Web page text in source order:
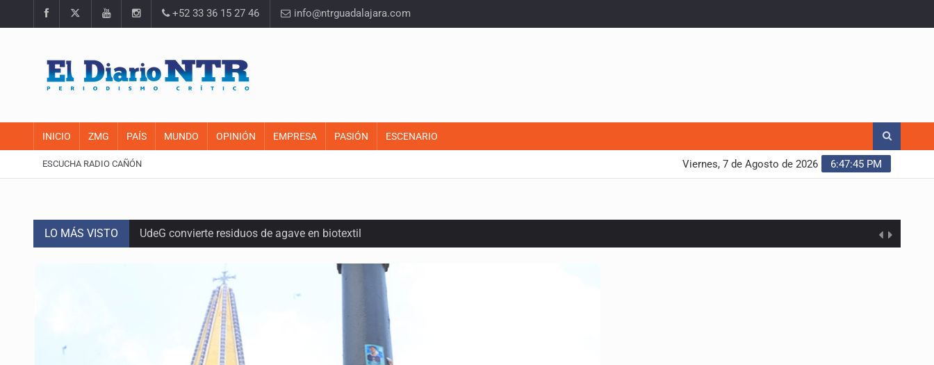
+52 33 36 15 27 46 info@ntrguadalajara.com
INICIO ZMG PAÍS MUNDO OPINIÓN EMPRESA PASIÓN ESCENARIO
ESCUCHA RADIO CAÑÓN 6:47:46 PM
Viernes, 7 de Agosto de 2026
LO MÁS VISTO UdeG convierte residuos de agave en biotextil
Se recuperan ya de ciclosporiasis
SCJN ordena al Congreso de Jalisco eliminar la adopción simple
Fiscalía exhuma 126 cuerpos de 32 fosas